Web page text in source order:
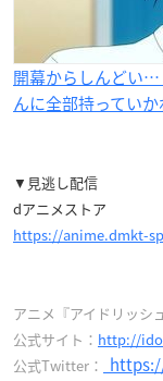
開幕からしんどい
んに全部持っていか
▼見逃し配信
dアニメストア
https://anime.dmkt-
アニメ『アイドリッシ
公式サイト： http://
公式Twitter：